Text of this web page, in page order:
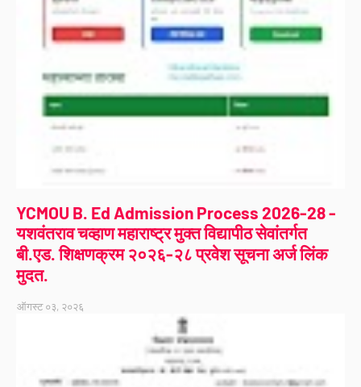
YCMOU B. Ed Admission Process 2026-28 -
यशवंतराव चव्हाण महाराष्ट्र मुक्त विद्यापीठ सेवांतर्गत
बी.एड. शिक्षणक्रम २०२६-२८ प्रवेश सूचना अर्ज लिंक
मुदत.
ऑगस्ट ०३, २०२६